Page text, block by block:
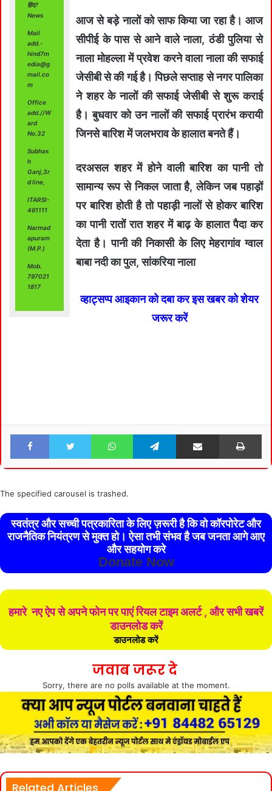
हिंद7
News
Mail
add.-
hind7m
edia@g
mail.co
m
Office
add.//W
ard
No.32
Subhas
h
Ganj,3r
d line,
ITARSI-
461111
Narmad
apuram
(M.P.)
Mob.
797021
1817
आज से बड़े नालों को साफ किया जा रहा है। आज
सीपीई के पास से आने वाले नाला, ठंडी पुलिया से
नाला मोहल्ला में प्रवेश करने वाला नाला की सफाई
जेसीबी से की गई है। पिछले सप्ताह से नगर पालिका
ने शहर के नालों की सफाई जेसीबी से शुरू कराई
है। बुधवार को उन नालों की सफाई प्रारंभ करायी
जिनसे बारिश में जलभराव के हालात बनते हैं।
दरअसल शहर में होने वाली बारिश का पानी तो
सामान्य रूप से निकल जाता है, लेकिन जब पहाड़ों
पर बारिश होती है तो पहाड़ी नालों से होकर बारिश
का पानी रातों रात शहर में बाढ़ के हालात पैदा कर
देता है। पानी की निकासी के लिए मेहरागांव ग्वाल
बाबा नदी का पुल, सांकरिया नाला
व्हाट्सप्प आइकान को दबा कर इस खबर को शेयर
जरूर करें
Facebook Twitter WhatsApp Telegram Share via Email
The specified carousel is trashed.
स्वतंत्र और सच्ची पत्रकारिता के लिए ज़रूरी है कि वो कॉरपोरेट और
राजनैतिक नियंत्रण से मुक्त हो। ऐसा तभी संभव है जब जनता आगे आए
और सहयोग करे
Donate Now
हमारे नए ऐप से अपने फोन पर पाएं रियल टाइम अलर्ट , और सभी खबरें
डाउनलोड करें
डाउनलोड करें
जवाब जरूर दे
Sorry, there are no polls available at the moment.
Related Articles